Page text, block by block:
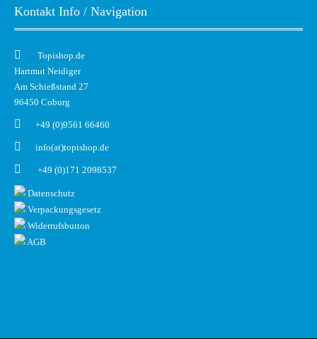
Kontakt Info / Navigation
Topishop.de
Hartmut Neidiger
Am Schießstand 27
96450 Coburg
+49 (0)9561 66460
info(at)topishop.de
+49 (0)171 2098537
Datenschutz
Verpackungsgesetz
Widerrufsbutton
AGB